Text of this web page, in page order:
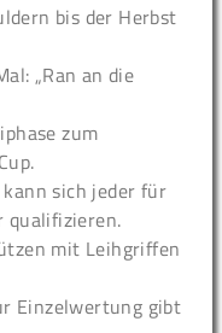
bis der Herbst
„Ran an die
zum
sich jeder für
qualifizieren.
mit Leihgriffen
Einzelwertung gibt